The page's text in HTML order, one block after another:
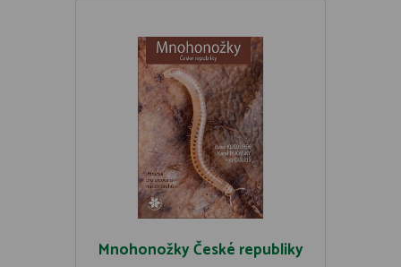
Mnohonožky České republiky